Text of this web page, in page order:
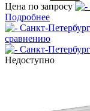
Цена по запросу
Подробнее
сравнению
Недоступно